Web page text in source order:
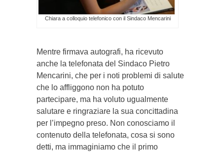
Chiara a colloquio telefonico con il Sindaco Mencarini
Mentre firmava autografi, ha ricevuto
anche la telefonata del Sindaco Pietro
Mencarini, che per i noti problemi di salute
che lo affliggono non ha potuto
partecipare, ma ha voluto ugualmente
salutare e ringraziare la sua concittadina
per l’impegno preso. Non conosciamo il
contenuto della telefonata, cosa si sono
detti, ma immaginiamo che il primo